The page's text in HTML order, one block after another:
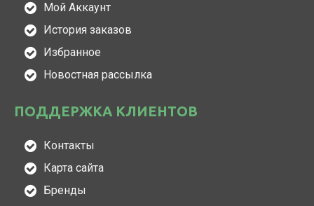
Мой Аккаунт
История заказов
Избранное
Новостная рассылка
ПОДДЕРЖКА КЛИЕНТОВ
Контакты
Карта сайта
Бренды